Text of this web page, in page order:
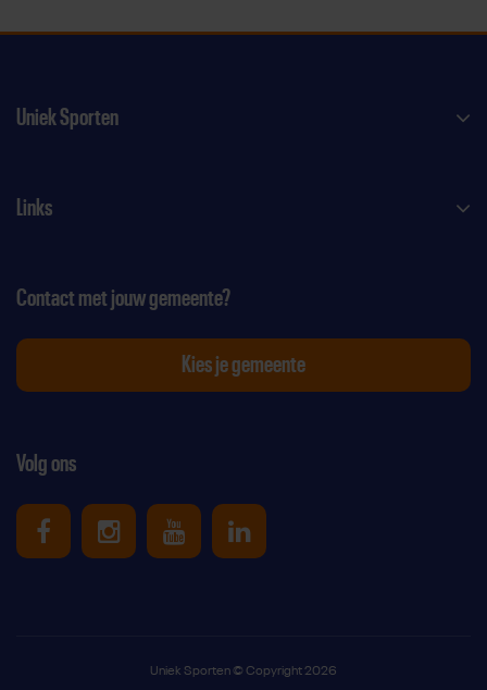
Uniek Sporten
Links
Volg ons
Uniek Sporten op Facebook
Uniek Sporten op Instagram
Uniek Sporten op Youtube
Uniek Sporten op
Contact met jouw gemeente?
Kies je gemeente
Uniek Sporten © Copyright 2026